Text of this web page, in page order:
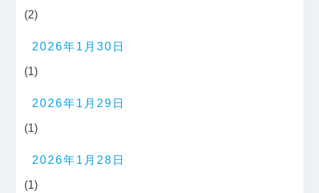
(2)
2026年1月30日
(1)
2026年1月29日
(1)
2026年1月28日
(1)